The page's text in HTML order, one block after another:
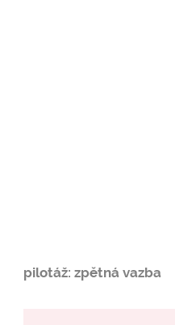
pilotáž: zpětná vazba